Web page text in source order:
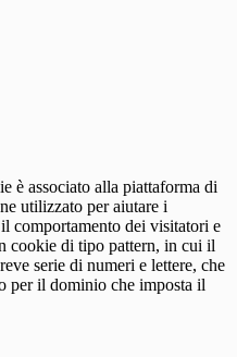
è associato alla piattaforma di
utilizzato per aiutare i
comportamento dei visitatori e
cookie di tipo pattern, in cui il
serie di numeri e lettere, che
per il dominio che imposta il